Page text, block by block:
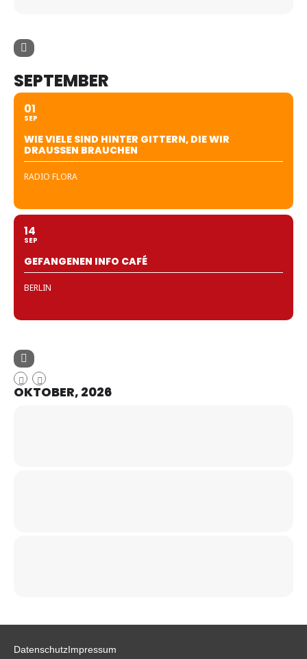
SEPTEMBER
01
SEP
WIE VIELE SIND HINTER GITTERN, DIE WIR
DRAUSSEN BRAUCHEN
RADIO FLORA
14
SEP
GEFANGENEN INFO CAFÉ
BERLIN
OKTOBER, 2026
DatenschutzImpressum